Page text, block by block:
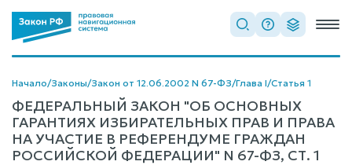
Начало/Законы/Закон от 12.06.2002 N 67-ФЗ/Глава I/Статья 1
ФЕДЕРАЛЬНЫЙ ЗАКОН "ОБ ОСНОВНЫХ
ГАРАНТИЯХ ИЗБИРАТЕЛЬНЫХ ПРАВ И ПРАВА
НА УЧАСТИЕ В РЕФЕРЕНДУМЕ ГРАЖДАН
РОССИЙСКОЙ ФЕДЕРАЦИИ" N 67-ФЗ, СТ. 1